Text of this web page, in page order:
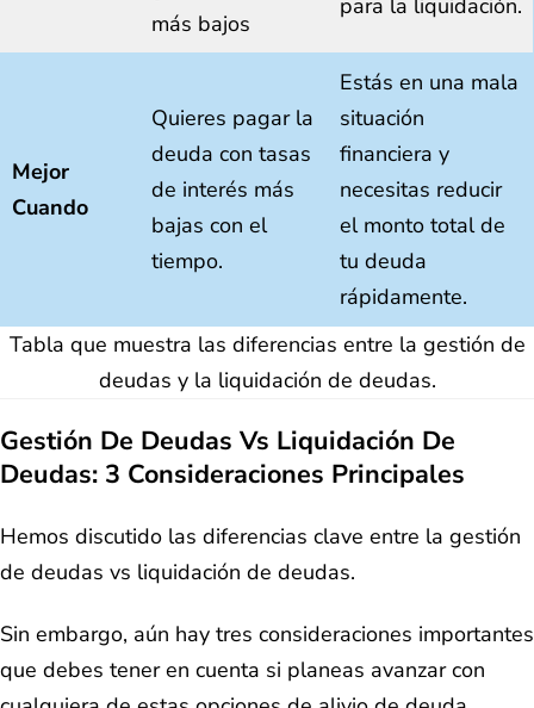
más bajos
Mejor
Cuando
Quieres pagar la
deuda con tasas
de interés más
bajas con el
tiempo.
Estás en una mala
situación
financiera y
necesitas reducir
el monto total de
tu deuda
rápidamente.
Tabla que muestra las diferencias entre la gestión de
deudas y la liquidación de deudas.
Gestión De Deudas Vs Liquidación De
Deudas: 3 Consideraciones Principales
Hemos discutido las diferencias clave entre la gestión
de deudas vs liquidación de deudas.
Sin embargo, aún hay tres consideraciones importantes
que debes tener en cuenta si planeas avanzar con